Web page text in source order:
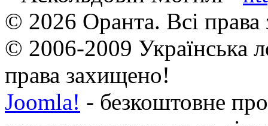
© 2026 Оранта. Всі
© 2006-2009 Українська
права захищено!
Joomla! - безкоштовне